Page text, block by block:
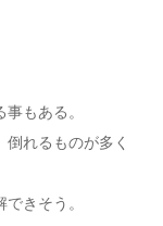
もある。
れるものが多く
きそう。